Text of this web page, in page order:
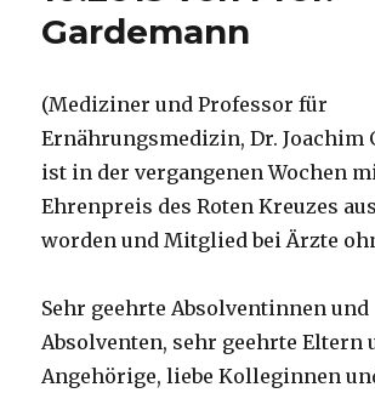
Gardemann
(Mediziner und Professor für
Ernährungsmedizin, Dr. Joachim
ist in der vergangenen Wochen
Ehrenpreis des Roten Kreuzes
worden und Mitglied bei Ärzte
Sehr geehrte Absolventinnen und
Absolventen, sehr geehrte Eltern
Angehörige, liebe Kolleginnen